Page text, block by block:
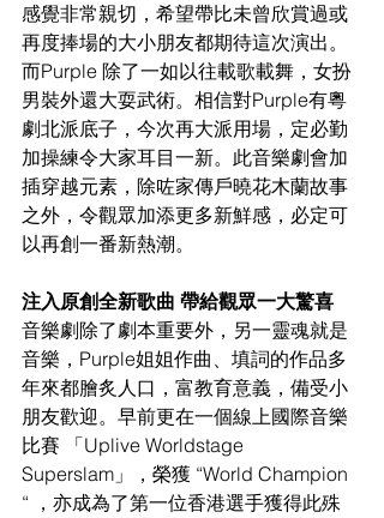
感覺非常親切，希望帶比未曾欣賞過或
再度捧場的大小朋友都期待這次演出。
而Purple 除了一如以往載歌載舞，女扮
男裝外還大耍武術。相信對Purple有粵
劇北派底子，今次再大派用場，定必勤
加操練令大家耳目一新。此音樂劇會加
插穿越元素，除咗家傳戶曉花木蘭故事
之外，令觀眾加添更多新鮮感，必定可
以再創一番新熱潮。
注入原創全新歌曲 帶給觀眾一大驚喜
音樂劇除了劇本重要外，另一靈魂就是
音樂，Purple姐姐作曲、填詞的作品多
年來都膾炙人口，富教育意義，備受小
朋友歡迎。早前更在一個線上國際音樂
比賽 「Uplive Worldstage
Superslam」，榮獲 “World Champion
“ ，亦成為了第一位香港選手獲得此殊